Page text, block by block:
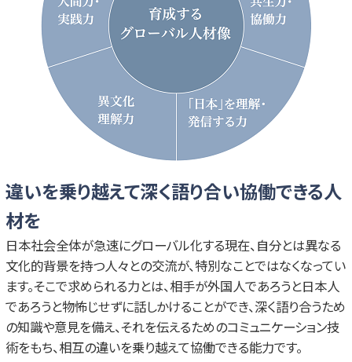
違いを乗り越えて深く語り合い協働できる人
材を
日本社会全体が急速にグローバル化する現在、自分とは異なる
文化的背景を持つ人々との交流が、特別なことではなくなってい
ます。そこで求められる力とは、相手が外国人であろうと日本人
であろうと物怖じせずに話しかけることができ、深く語り合うため
の知識や意見を備え、それを伝えるためのコミュニケーション技
術をもち、相互の違いを乗り越えて協働できる能力です。